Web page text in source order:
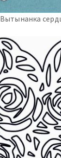
Вытынанка